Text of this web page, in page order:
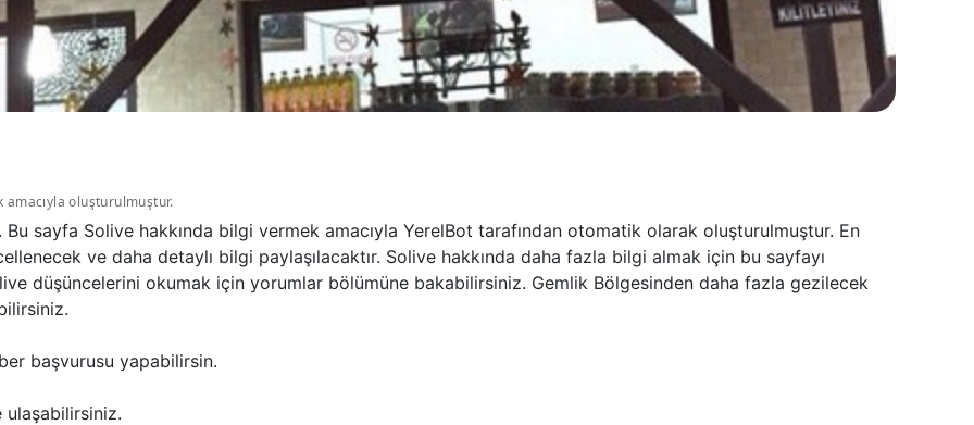
oluşturulmuştur.
sayfa Solive hakkında bilgi vermek amacıyla YerelBot tarafından otomatik olarak oluşturulmuştur. En
ve daha detaylı bilgi paylaşılacaktır. Solive hakkında daha fazla bilgi almak için bu sayfayı
düşüncelerini okumak için yorumlar bölümüne bakabilirsiniz. Gemlik Bölgesinden daha fazla gezilecek
başvurusu yapabilirsin.
ulaşabilirsiniz.